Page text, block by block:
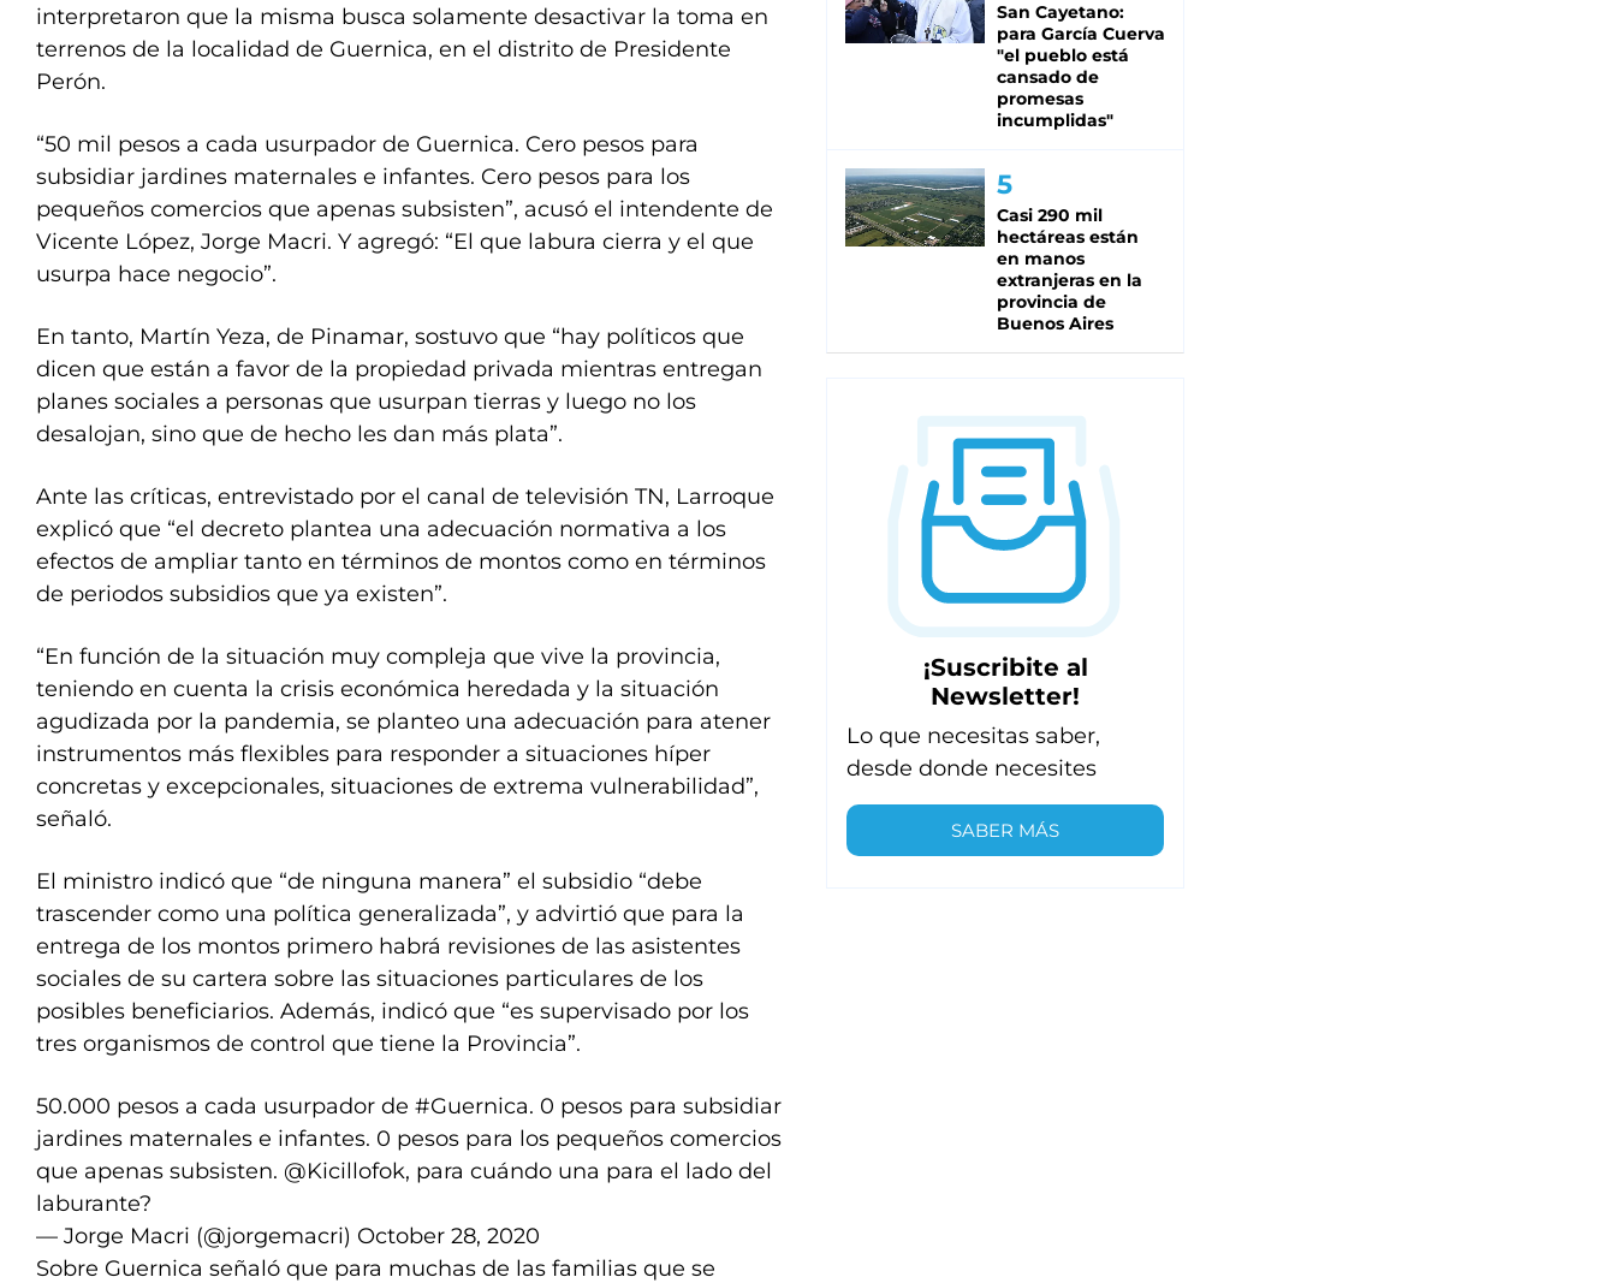
interpretaron que la misma busca solamente desactivar la toma en
terrenos de la localidad de Guernica, en el distrito de Presidente
Perón.
“50 mil pesos a cada usurpador de Guernica. Cero pesos para
subsidiar jardines maternales e infantes. Cero pesos para los
pequeños comercios que apenas subsisten”, acusó el intendente de
Vicente López, Jorge Macri. Y agregó: “El que labura cierra y el que
usurpa hace negocio”.
En tanto, Martín Yeza, de Pinamar, sostuvo que “hay políticos que
dicen que están a favor de la propiedad privada mientras entregan
planes sociales a personas que usurpan tierras y luego no los
desalojan, sino que de hecho les dan más plata”.
Ante las críticas, entrevistado por el canal de televisión TN, Larroque
explicó que “el decreto plantea una adecuación normativa a los
efectos de ampliar tanto en términos de montos como en términos
de periodos subsidios que ya existen”.
“En función de la situación muy compleja que vive la provincia,
teniendo en cuenta la crisis económica heredada y la situación
agudizada por la pandemia, se planteo una adecuación para atener
instrumentos más flexibles para responder a situaciones híper
concretas y excepcionales, situaciones de extrema vulnerabilidad”,
señaló.
El ministro indicó que “de ninguna manera” el subsidio “debe
trascender como una política generalizada”, y advirtió que para la
entrega de los montos primero habrá revisiones de las asistentes
sociales de su cartera sobre las situaciones particulares de los
posibles beneficiarios. Además, indicó que “es supervisado por los
tres organismos de control que tiene la Provincia”.
50.000 pesos a cada usurpador de #Guernica. 0 pesos para subsidiar
jardines maternales e infantes. 0 pesos para los pequeños comercios
que apenas subsisten. @Kicillofok, para cuándo una para el lado del
laburante?
— Jorge Macri (@jorgemacri) October 28, 2020
Sobre Guernica señaló que para muchas de las familias que se
San Cayetano:
para García Cuerva
"el pueblo está
cansado de
promesas
incumplidas"
Casi 290 mil
hectáreas están
en manos
extranjeras en la
provincia de
Buenos Aires
¡Suscribite al
Newsletter!
Lo que necesitas saber,
desde donde necesites
SABER MÁS